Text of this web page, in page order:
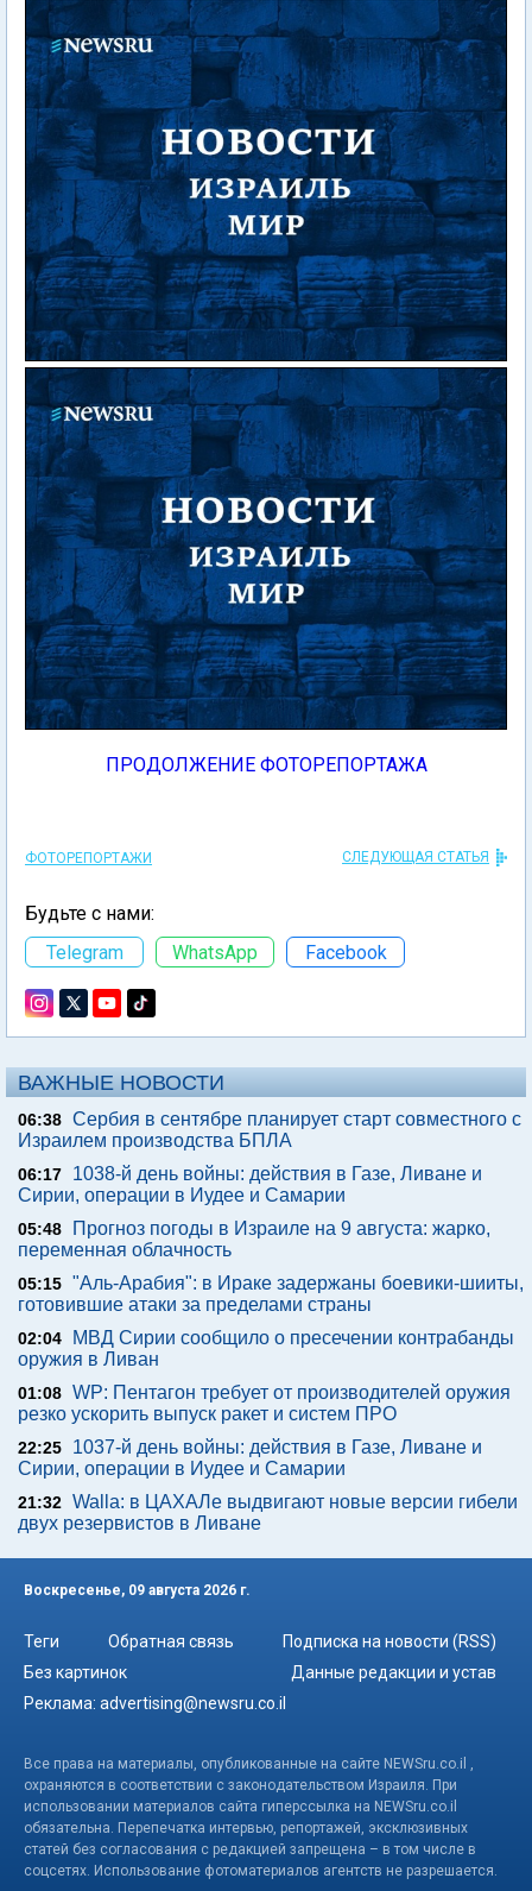
ПРОДОЛЖЕНИЕ ФОТОРЕПОРТАЖА
ФОТОРЕПОРТАЖИ СЛЕДУЮЩАЯ СТАТЬЯ
Будьте с нами:
Telegram
WhatsApp Facebook
ВАЖНЫЕ НОВОСТИ
06:38 Сербия в сентябре планирует старт совместного с
Израилем производства БПЛА
06:17
1038-й день войны: действия в Газе, Ливане и
Сирии, операции в Иудее и Самарии
05:48
Прогноз погоды в Израиле на 9 августа: жарко,
переменная облачность
05:15 "Аль-Арабия": в Ираке задержаны боевики-шииты,
готовившие атаки за пределами страны
02:04
МВД Сирии сообщило о пресечении контрабанды
оружия в Ливан
01:08 WP: Пентагон требует от производителей оружия
резко ускорить выпуск ракет и систем ПРО
22:25
1037-й день войны: действия в Газе, Ливане и
Сирии, операции в Иудее и Самарии
21:32 Walla: в ЦАХАЛе выдвигают новые версии гибели
двух резервистов в Ливане
Воскресенье, 09 августа 2026 г.
Теги Обратная связь
Подписка на новости (RSS)
Без картинок
Данные редакции и устав
Реклама: advertising@newsru.co.il
Все права на материалы, опубликованные на сайте NEWSru.co.il ,
охраняются в соответствии с законодательством Израиля. При
использовании материалов сайта гиперссылка на NEWSru.co.il
обязательна. Перепечатка интервью, репортажей, эксклюзивных
статей без согласования с редакцией запрещена – в том числе в
соцсетях. Использование фотоматериалов агентств не разрешается.